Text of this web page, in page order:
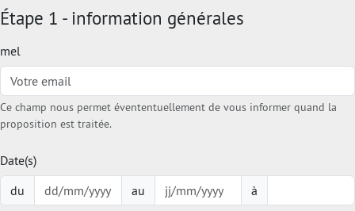
Étape 1 - information générales
mel
Ce champ nous permet évententuellement de vous informer quand la
proposition est traitée.
Date(s)
du
au
à